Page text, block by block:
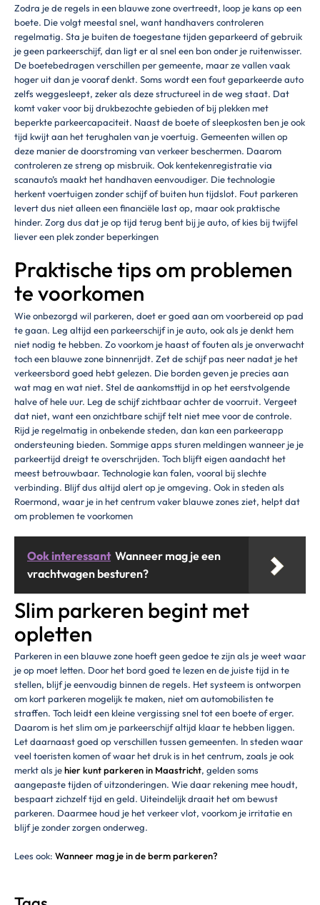
Zodra je de regels in een blauwe zone overtreedt, loop je kans op een
boete. Die volgt meestal snel, want handhavers controleren
regelmatig. Sta je buiten de toegestane tijden geparkeerd of gebruik
je geen parkeerschijf, dan ligt er al snel een bon onder je ruitenwisser.
De boetebedragen verschillen per gemeente, maar ze vallen vaak
hoger uit dan je vooraf denkt. Soms wordt een fout geparkeerde auto
zelfs weggesleept, zeker als deze structureel in de weg staat. Dat
komt vaker voor bij drukbezochte gebieden of bij plekken met
beperkte parkeercapaciteit. Naast de boete of sleepkosten ben je ook
tijd kwijt aan het terughalen van je voertuig. Gemeenten willen op
deze manier de doorstroming van verkeer beschermen. Daarom
controleren ze streng op misbruik. Ook kentekenregistratie via
scanauto’s maakt het handhaven eenvoudiger. Die technologie
herkent voertuigen zonder schijf of buiten hun tijdslot. Fout parkeren
levert dus niet alleen een financiële last op, maar ook praktische
hinder. Zorg dus dat je op tijd terug bent bij je auto, of kies bij twijfel
liever een plek zonder beperkingen
Praktische tips om problemen
te voorkomen
Wie onbezorgd wil parkeren, doet er goed aan om voorbereid op pad
te gaan. Leg altijd een parkeerschijf in je auto, ook als je denkt hem
niet nodig te hebben. Zo voorkom je haast of fouten als je onverwacht
toch een blauwe zone binnenrijdt. Zet de schijf pas neer nadat je het
verkeersbord goed hebt gelezen. Die borden geven je precies aan
wat mag en wat niet. Stel de aankomsttijd in op het eerstvolgende
halve of hele uur. Leg de schijf zichtbaar achter de voorruit. Vergeet
dat niet, want een onzichtbare schijf telt niet mee voor de controle.
Rijd je regelmatig in onbekende steden, dan kan een parkeerapp
ondersteuning bieden. Sommige apps sturen meldingen wanneer je je
parkeertijd dreigt te overschrijden. Toch blijft eigen aandacht het
meest betrouwbaar. Technologie kan falen, vooral bij slechte
verbinding. Blijf dus altijd alert op je omgeving. Ook in steden als
Roermond, waar je in het centrum vaker blauwe zones ziet, helpt dat
om problemen te voorkomen
Ook interessant Wanneer mag je een
vrachtwagen besturen?
Slim parkeren begint met
opletten
Parkeren in een blauwe zone hoeft geen gedoe te zijn als je weet waar
je op moet letten. Door het bord goed te lezen en de juiste tijd in te
stellen, blijf je eenvoudig binnen de regels. Het systeem is ontworpen
om kort parkeren mogelijk te maken, niet om automobilisten te
straffen. Toch leidt een kleine vergissing snel tot een boete of erger.
Daarom is het slim om je parkeerschijf altijd klaar te hebben liggen.
Let daarnaast goed op verschillen tussen gemeenten. In steden waar
veel toeristen komen of waar het druk is in het centrum, zoals je ook
merkt als jehier kunt parkeren in Maastricht, gelden soms
aangepaste tijden of uitzonderingen. Wie daar rekening mee houdt,
bespaart zichzelf tijd en geld. Uiteindelijk draait het om bewust
parkeren. Daarmee houd je het verkeer vlot, voorkom je irritatie en
blijf je zonder zorgen onderweg.
Lees ook: Wanneer mag je in de berm parkeren?